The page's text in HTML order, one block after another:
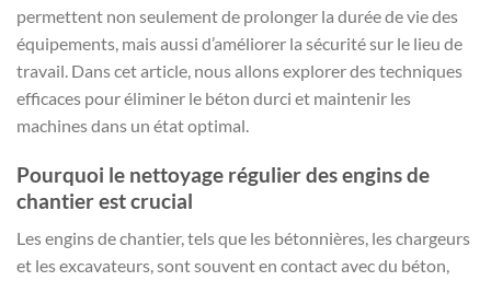
permettent non seulement de prolonger la durée de vie des
équipements, mais aussi d’améliorer la sécurité sur le lieu de
travail. Dans cet article, nous allons explorer des techniques
efficaces pour éliminer le béton durci et maintenir les
machines dans un état optimal.
Pourquoi le nettoyage régulier des engins de
chantier est crucial
Les engins de chantier, tels que les bétonnières, les chargeurs
et les excavateurs, sont souvent en contact avec du béton,